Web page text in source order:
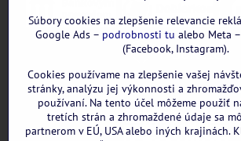
GOOGLE recenzie:
Súbory cookies na zlepšenie relevancie
Google Ads – podrobnosti tu alebo Meta –
(Facebook, Instagram).
Cookies používame na zlepšenie vašej
stránky, analýzu jej výkonnosti a
používaní. Na tento účel môžeme použiť
tretích strán a zhromaždené údaje sa
partnerom v EÚ, USA alebo iných krajinách.